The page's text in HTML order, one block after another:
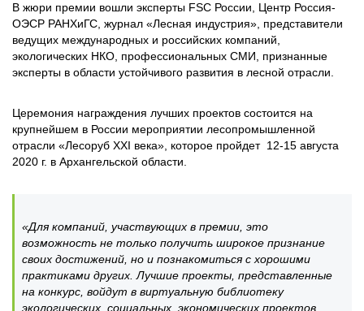
В жюри премии вошли эксперты FSC России, Центр Россия-
ОЭСР РАНХиГС, журнал «Лесная индустрия», представители
ведущих международных и российских компаний,
экологических НКО, профессиональных СМИ, признанные
эксперты в области устойчивого развития в лесной отрасли.
Церемония награждения лучших проектов состоится на
крупнейшем в России мероприятии лесопромышленной
отрасли «Лесоруб XXI века», которое пройдет 12-15 августа
2020 г. в Архангельской области.
«Для компаний, участвующих в премии, это
возможность не только получить широкое признание
своих достижений, но и познакомиться с хорошими
практиками других. Лучшие проекты, представленные
на конкурс, войдут в виртуальную библиотеку
экологических, социальных, экономических проектов